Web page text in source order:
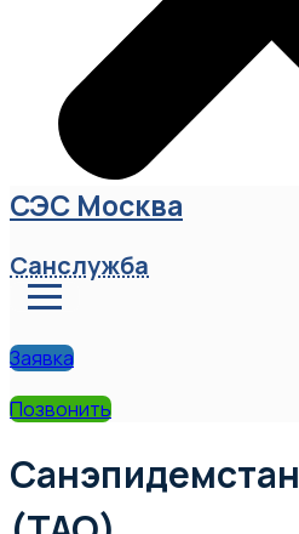
СЭС Москва
Санслужба
Заявка
Позвонить